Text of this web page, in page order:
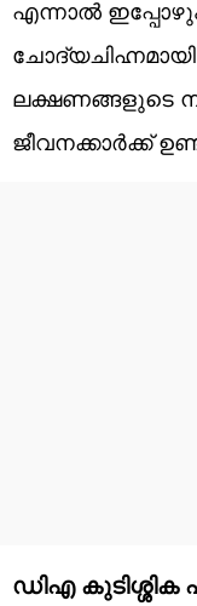
എന്നാൽ
ലക്ഷണങ്ങളുടെ
ജീവനക്കാർക്ക്
ഡിഎ കുടിശ്ശിക